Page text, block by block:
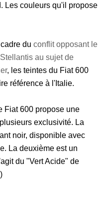
Les couleurs qu'il propose
du conflit opposant le
au sujet de
, les teintes du Fiat 600
référence à l'Italie.
Fiat 600 propose une
exclusivité. La
noir, disponible avec
La deuxième est un
du "Vert Acide" de